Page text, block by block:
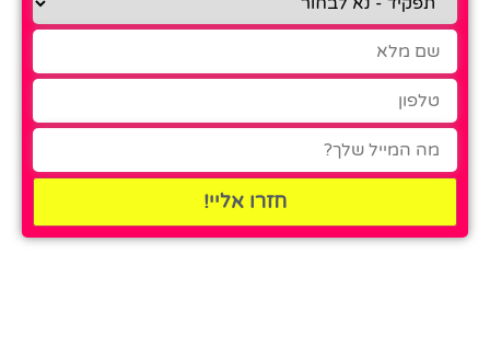
חזרו אליי!